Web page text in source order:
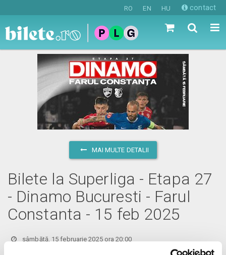
RO EN HU contact
MAI MULTE DETALII
Bilete la Superliga - Etapa 27
- Dinamo Bucuresti - Farul
Constanta - 15 feb 2025
sâmbătă, 15 februarie 2025 ora 20:00
vezi pe harta